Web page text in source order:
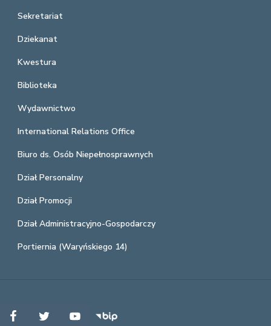
Sekretariat
Dziekanat
Kwestura
Biblioteka
Wydawnictwo
International Relations Office
Biuro ds. Osób Niepełnosprawnych
Dział Personalny
Dział Promocji
Dział Administracyjno-Gospodarczy
Portiernia (Waryńskiego 14)